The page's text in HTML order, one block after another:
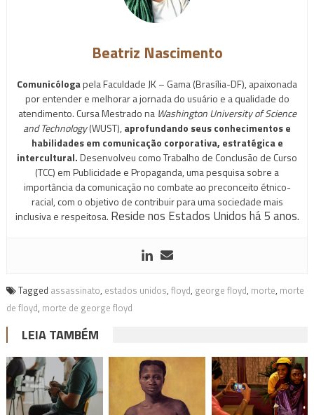
Beatriz Nascimento
Comunicólogapela Faculdade JK – Gama (Brasília-DF), apaixonada
por entender e melhorar a jornada do usuário e a qualidade do
atendimento. Cursa Mestrado na Washington University of Science
and Technology(WUST),aprofundando seus conhecimentos e
habilidades em comunicação corporativa, estratégica e
intercultural.Desenvolveu como Trabalho de Conclusão de Curso
(TCC) em Publicidade e Propaganda, uma pesquisa sobre a
importância da comunicação no combate ao preconceito étnico-
racial, com o objetivo de contribuir para uma sociedade mais
inclusiva e respeitosa. Reside nos Estados Unidos há 5 anos.
Tagged assassinato, estados unidos, floyd, george floyd, morte, morte
de floyd, morte de george floyd
LEIA TAMBÉM